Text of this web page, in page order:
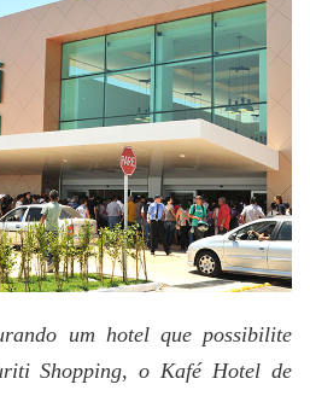
um hotel que possibilite
Shopping, o Kafé Hotel de